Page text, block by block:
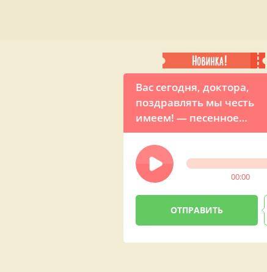
Вас сегодня, доктора,
поздравлять мы честь
имеем! — песенное
поздравление
00:00